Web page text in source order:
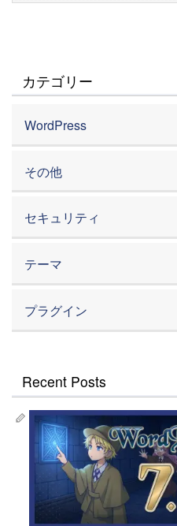
カテゴリー
WordPress
その他
セキュリティ
テーマ
プラグイン
Recent Posts